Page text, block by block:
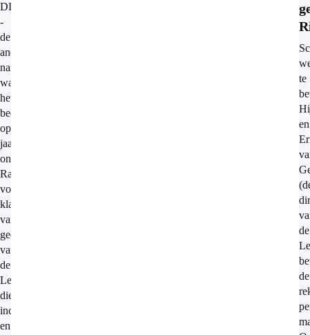
DLC
-
de
andere
namen
waaronder
het
bedrijf
opereert. Dit
jaar
ontvangt
Radar
vooral
klachten
van
gedupeerden
van
de
Lekdetectiecentrale
die
incasso's
en
te
en
de
de